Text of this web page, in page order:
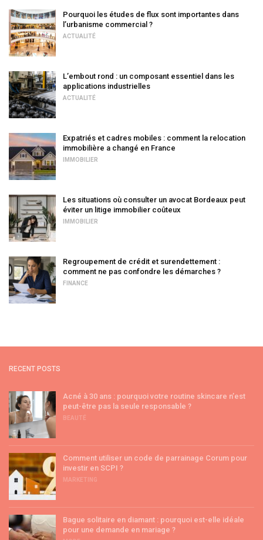
Pourquoi les études de flux sont importantes dans
l’urbanisme commercial ?
ACTUALITÉ
L’embout rond : un composant essentiel dans les
applications industrielles
ACTUALITÉ
Expatriés et cadres mobiles : comment la relocation
immobilière a changé en France
IMMOBILIER
Les situations où consulter un avocat Bordeaux peut
éviter un litige immobilier coûteux
IMMOBILIER
Regroupement de crédit et surendettement :
comment ne pas confondre les démarches ?
FINANCE
RECENT POSTS
Acné à 30 ans : pourquoi votre routine skincare n’est
peut-être pas la seule responsable ?
BEAUTÉ
Comment utiliser un code de parrainage Corum pour
investir en SCPI ?
MARKETING
Bague solitaire en diamant : pourquoi est-elle idéale
pour une demande en mariage ?